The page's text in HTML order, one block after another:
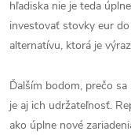
hľadiska nie je teda
investovať stovky eur
alternatívu, ktorá je
Ďalším bodom, prečo
je aj ich udržateľnosť.
ako úplne nové